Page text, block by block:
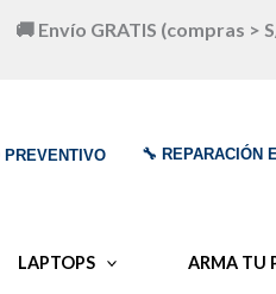
🚚 Envío GRATIS (compras >
🔧 REPARACIÓN
LAPTOPS ARMA TU